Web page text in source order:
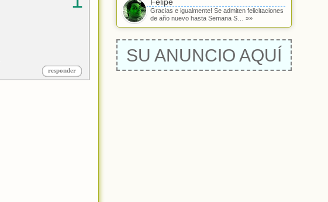
responder
Gracias e igualmente! Se admiten felicitaciones
de año nuevo hasta Semana S… »»
SU ANUNCIO AQUÍ